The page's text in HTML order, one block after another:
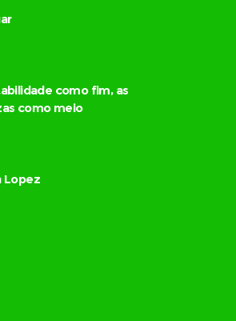
como fim, as
como meio
Lopez